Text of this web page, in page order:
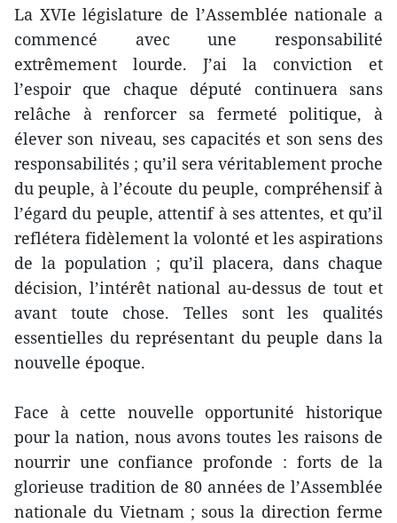
La XVIe législature de l’Assemblée nationale a
commencé avec une responsabilité
extrêmement lourde. J’ai la conviction et
l’espoir que chaque député continuera sans
relâche à renforcer sa fermeté politique, à
élever son niveau, ses capacités et son sens des
responsabilités ; qu’il sera véritablement proche
du peuple, à l’écoute du peuple, compréhensif à
l’égard du peuple, attentif à ses attentes, et qu’il
reflétera fidèlement la volonté et les aspirations
de la population ; qu’il placera, dans chaque
décision, l’intérêt national au-dessus de tout et
avant toute chose. Telles sont les qualités
essentielles du représentant du peuple dans la
nouvelle époque.
Face à cette nouvelle opportunité historique
pour la nation, nous avons toutes les raisons de
nourrir une confiance profonde : forts de la
glorieuse tradition de 80 années de l’Assemblée
nationale du Vietnam ; sous la direction ferme